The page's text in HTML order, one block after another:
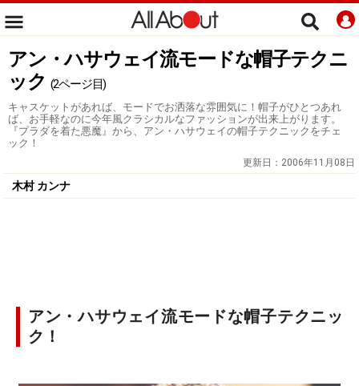
アン・ハサウェイ流モードな帽子テクニ
ック (2ページ目)
キャスケットがあれば、モードでお洒落な雰囲気に！帽子がひとつあれ
ば、お手軽なのに今年風クラシカルなファッションが出来上がります。
『プラダを着た悪魔』から、アン・ハサウェイの帽子テクニックをチェ
ック！
更新日： 2006年11月08日
木村 カンナ
アン・ハサウェイ流モードな帽子テクニッ
ク！